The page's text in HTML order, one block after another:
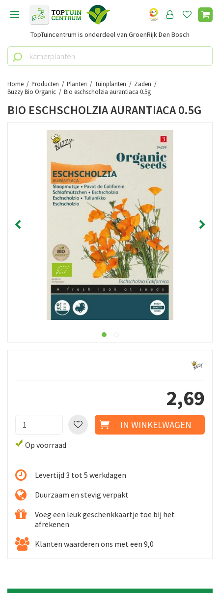
Home Producten Planten Tuinplanten
Zaden
Buzzy Bio Organic
Bio eschscholzia aurantiaca 0.5g
TopTuincentrum is onderdeel van GroenRijk Den Bosch
BIO ESCHSCHOLZIA AURANTIACA 0.5G
2,69
Op voorraad
Levertijd 3 tot 5 werkdagen
Duurzaam en stevig verpakt
Voeg een leuk geschenkkaartje toe bij het
afrekenen
Klanten waarderen ons met een 9,0